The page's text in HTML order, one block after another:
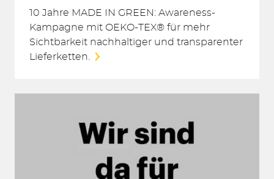
10 Jahre MADE IN GREEN: Awareness-
Kampagne mit OEKO-TEX® für mehr
Sichtbarkeit nachhaltiger und transparenter
Lieferketten.